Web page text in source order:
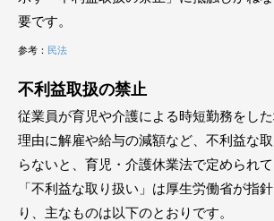
要です。
参考： 民法
不利益取扱の禁止
従業員が育児や介護による時短勤務をし
理由に解雇や給与の減額など、不利益な
らないと、育児・介護休業法で定められ
「不利益な取り扱い」は厚生労働省が指
り、主なものは以下のとおりです。